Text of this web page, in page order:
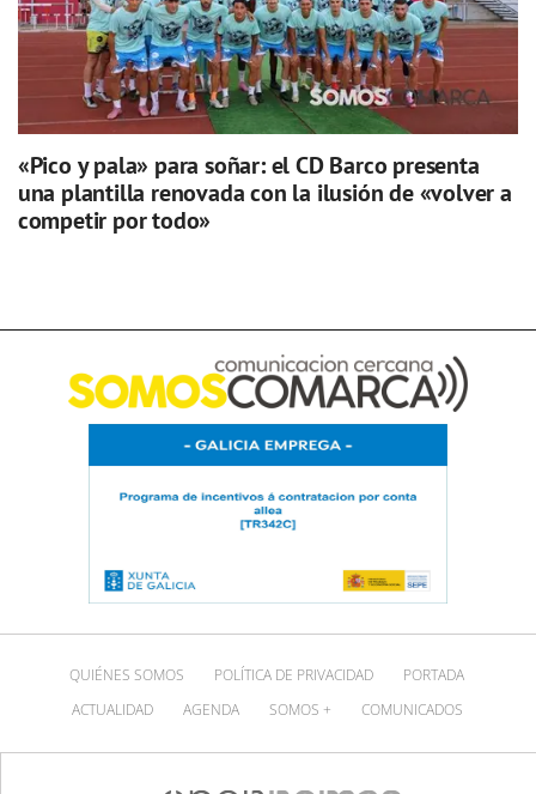
«Pico y pala» para soñar: el CD Barco presenta
una plantilla renovada con la ilusión de «volver a
competir por todo»
QUIÉNES SOMOS POLÍTICA DE PRIVACIDAD
PORTADA
ACTUALIDAD
AGENDA SOMOS + COMUNICADOS